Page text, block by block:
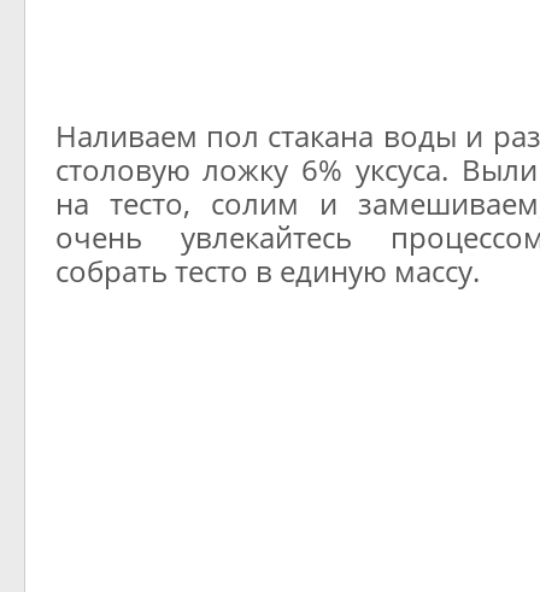
Наливаем пол стакана воды и
столовую ложку 6% уксуса.
на тесто, солим и
очень увлекайтесь
собрать тесто в единую массу.